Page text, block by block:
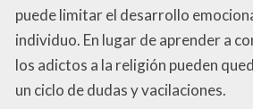
puede limitar el desarrollo
individuo. En lugar de aprender a
los adictos a la religión pueden
un ciclo de dudas y vacilaciones.